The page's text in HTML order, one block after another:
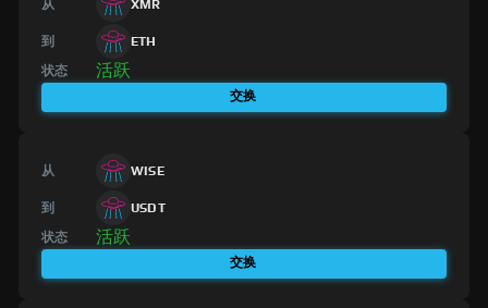
从 XMR
到 ETH
状态 活跃
交换
从 WISE
到 USDT
状态 活跃
交换